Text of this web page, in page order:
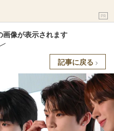
PR
画像が表示されます
記事に戻る